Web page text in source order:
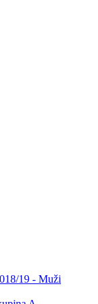
19 - Muži